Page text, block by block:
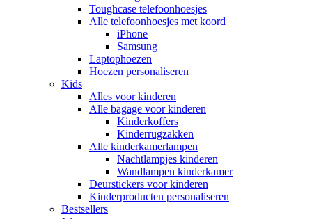
Toughcase telefoonhoesjes
Alle telefoonhoesjes met koord
iPhone
Samsung
Laptophoezen
Hoezen personaliseren
Kids
Alles voor kinderen
Alle bagage voor kinderen
Kinderkoffers
Kinderrugzakken
Alle kinderkamerlampen
Nachtlampjes kinderen
Wandlampen kinderkamer
Deurstickers voor kinderen
Kinderproducten personaliseren
Bestsellers